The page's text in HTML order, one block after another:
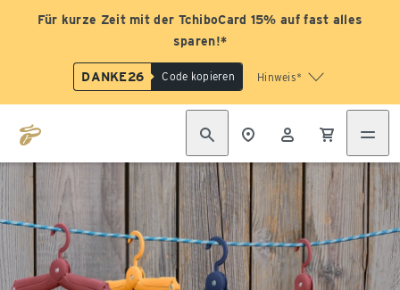
Für kurze Zeit mit der TchiboCard 15% auf fast alles
sparen!*
DANKE26 Code kopieren Hinweis*